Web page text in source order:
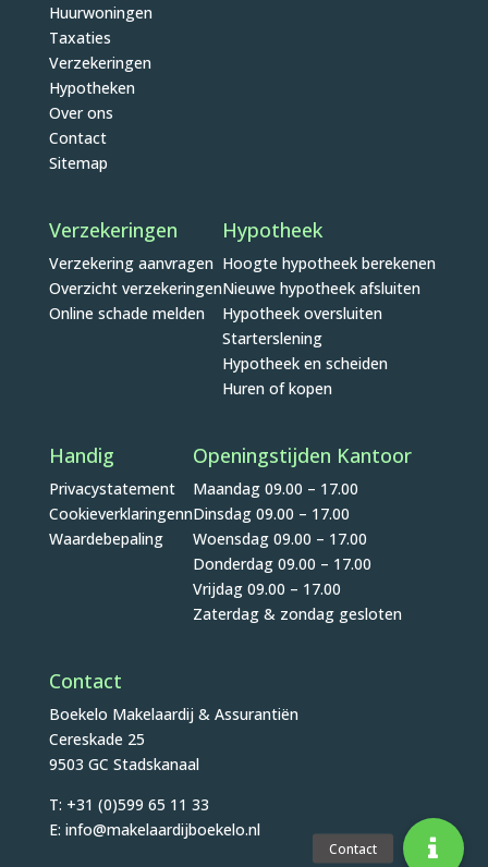
Huurwoningen
Taxaties
Verzekeringen
Hypotheken
Over ons
Contact
Sitemap
Verzekeringen
Verzekering aanvragen
Overzicht verzekeringen
Online schade melden
Hypotheek
Hoogte hypotheek berekenen
Nieuwe hypotheek afsluiten
Hypotheek oversluiten
Starterslening
Hypotheek en scheiden
Huren of kopen
Handig
Privacystatement
Cookieverklaringenn
Waardebepaling
Openingstijden Kantoor
Maandag 09.00 – 17.00
Dinsdag 09.00 – 17.00
Woensdag 09.00 – 17.00
Donderdag 09.00 – 17.00
Vrijdag 09.00 – 17.00
Zaterdag & zondag gesloten
Contact
Boekelo Makelaardij & Assurantiën
Cereskade 25
9503 GC Stadskanaal
T: +31 (0)599 65 11 33
E: info@makelaardijboekelo.nl